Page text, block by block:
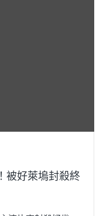
被好萊塢封殺終